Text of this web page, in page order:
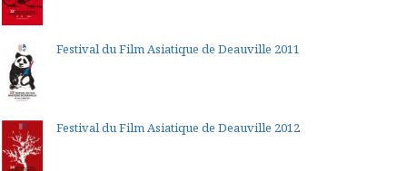
Festival du Film Asiatique de Deauville 2011
Festival du Film Asiatique de Deauville 2012